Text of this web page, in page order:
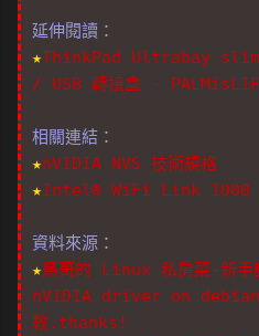
延伸閱讀：
★ThinkPad Ultrabay slim
/ USB 轉接盒 -
相關連結：
★nVIDIA NVS 技術規格
★Intel® WiFi Link 1000
資料來源：
★鳥哥的 Linux 私房菜-新
nVIDIA driver on
教.thanks!